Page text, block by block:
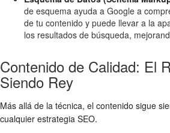
de esquema ayuda a Google a
de tu contenido y puede llevar a la
los resultados de búsqueda,
Contenido de Calidad: El
Siendo Rey
Más allá de la técnica, el contenido sigue
cualquier estrategia SEO.